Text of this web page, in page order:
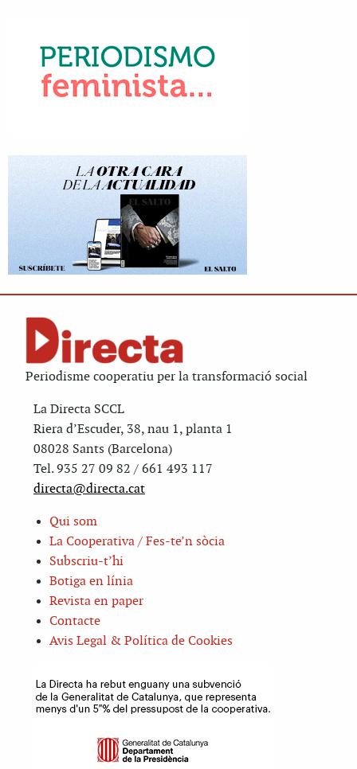
Periodisme cooperatiu per la transformació social
La Directa SCCL
Riera d’Escuder, 38, nau 1, planta 1
08028 Sants (Barcelona)
Tel. 935 27 09 82 / 661 493 117
directa@directa.cat
Qui som
La Cooperativa / Fes-te’n sòcia
Subscriu-t’hi
Botiga en línia
Revista en paper
Contacte
Avis Legal & Política de Cookies